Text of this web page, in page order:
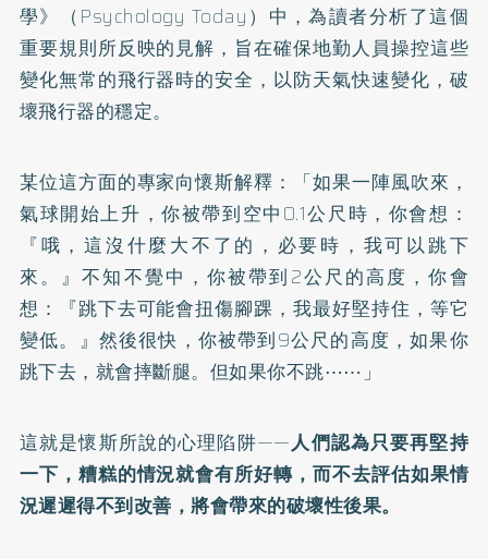
學》（Psychology Today）中，為讀者分析了這個
重要規則所反映的見解，旨在確保地勤人員操控這些
變化無常的飛行器時的安全，以防天氣快速變化，破
壞飛行器的穩定。
某位這方面的專家向懷斯解釋：「如果一陣風吹來，
氣球開始上升，你被帶到空中0.1公尺時，你會想：
『哦，這沒什麼大不了的，必要時，我可以跳下
來。』不知不覺中，你被帶到2公尺的高度，你會
想：『跳下去可能會扭傷腳踝，我最好堅持住，等它
變低。』然後很快，你被帶到9公尺的高度，如果你
跳下去，就會摔斷腿。但如果你不跳⋯⋯」
這就是懷斯所說的心理陷阱——人們認為只要再堅持
一下，糟糕的情況就會有所好轉，而不去評估如果情
況遲遲得不到改善，將會帶來的破壞性後果。